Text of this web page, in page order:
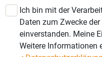
Ich bin mit der
Daten zum Zwecke
einverstanden. Meine
Weitere Informationen